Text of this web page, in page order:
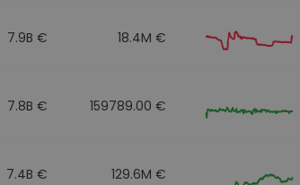
7.9B € 18.4M €
7.8B € 159789.00 €
7.4B € 129.6M €